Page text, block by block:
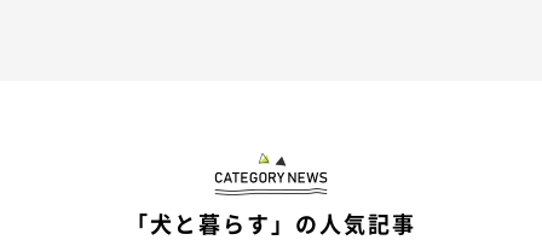
「犬と暮らす」の人気記事